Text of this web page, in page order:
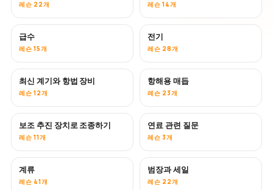
레슨 22개 레슨 14개
급수
레슨 15개
전기
레슨 28개
최신 계기와 항법 장비
레슨 12개
항해용 매듭
레슨 23개
보조 추진 장치로 조종하기
레슨 11개
연료 관련 질문
레슨 3개
계류
레슨 41개
범장과 세일
레슨 22개